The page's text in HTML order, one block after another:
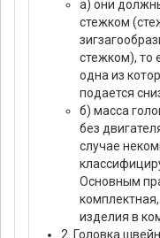
а) они
стежком
стежком), то
одна из
подается
б) масса
без
случае
Основным
изделия в
2. Головка